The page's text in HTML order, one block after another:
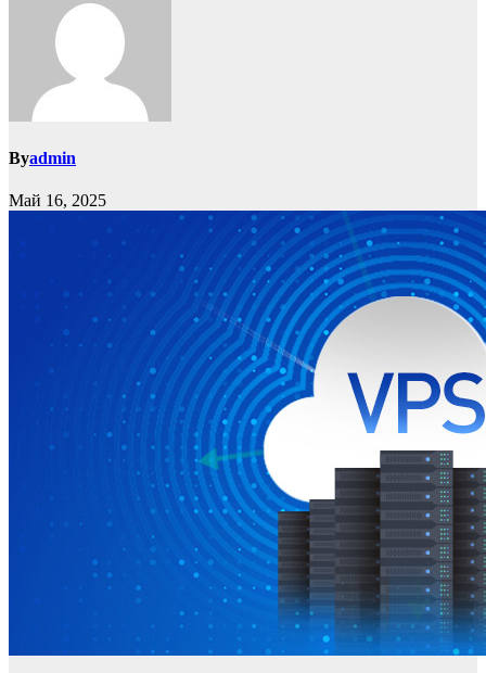
Byadmin
Май 16, 2025